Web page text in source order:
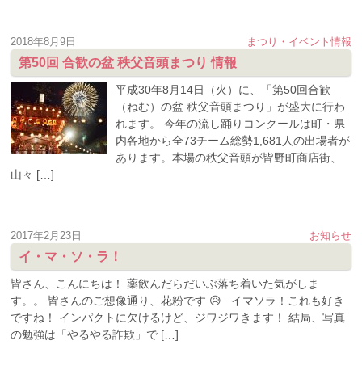
まつり・イベント情報
2018年8月9日
第50回 合歓の盆 秩父音頭まつり 情報
平成30年8月14日（火）に、「第50回合歓
（ねむ）の盆 秩父音頭まつり」が盛大に行わ
れます。 今年の流し踊りコンクールは町・県
内各地から全73チーム総勢1,681人の出場者が
あります。本場の秩父音頭が皆野町商店街、
山々 […]
お知らせ
2017年2月23日
イ・マ・ソ・ラ！
皆さん、こんにちは！ 薬飲んだらだいぶ落ち着いた気がしま
す。。 皆さんのご想像通り、花粉です 😥 イマソラ！これも好き
ですね！ インパクトに欠けるけど、ジワジワきます！ 結局、写真
の勉強は「やるやる詐欺」で […]